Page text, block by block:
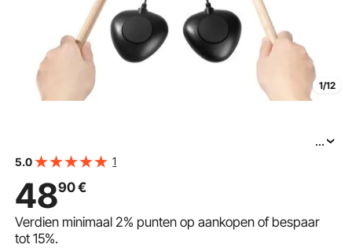
1/12
VEVOR 7-Pad elektronisch drumstel, oprolbaar
voetpedalen, twee drumstokken, luidsprekers, MIDI,
instrumentaal speelgoed voor kinderen vanaf 3 jaar,
zwart
...
5.0 1
4890€
Verdien minimaal2% punten op aankopen of bespaar
tot15%.